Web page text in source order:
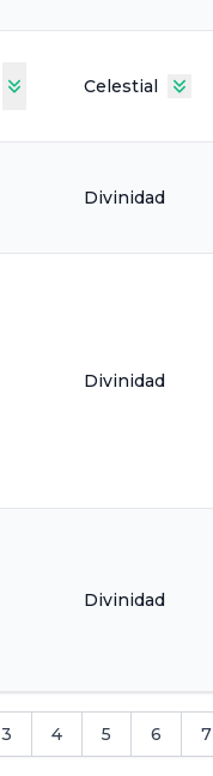
Celestial
Divinidad
Divinidad
Divinidad
3 4 5 6 7